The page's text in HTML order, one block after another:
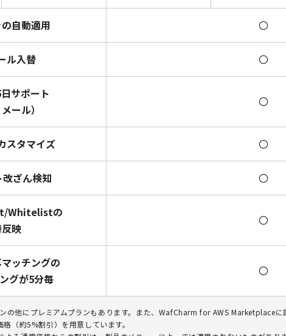
自動適用 〇
ル入替 〇
サポート
ール）
〇
スタマイズ 〇
ざん検知 〇
Whitelistの
映
〇
ッチングの
グが5分毎
〇
他にプレミアムプランもあります。また、WafCharm for AWS Marketplaceに
（約5%割引）を用意しています。